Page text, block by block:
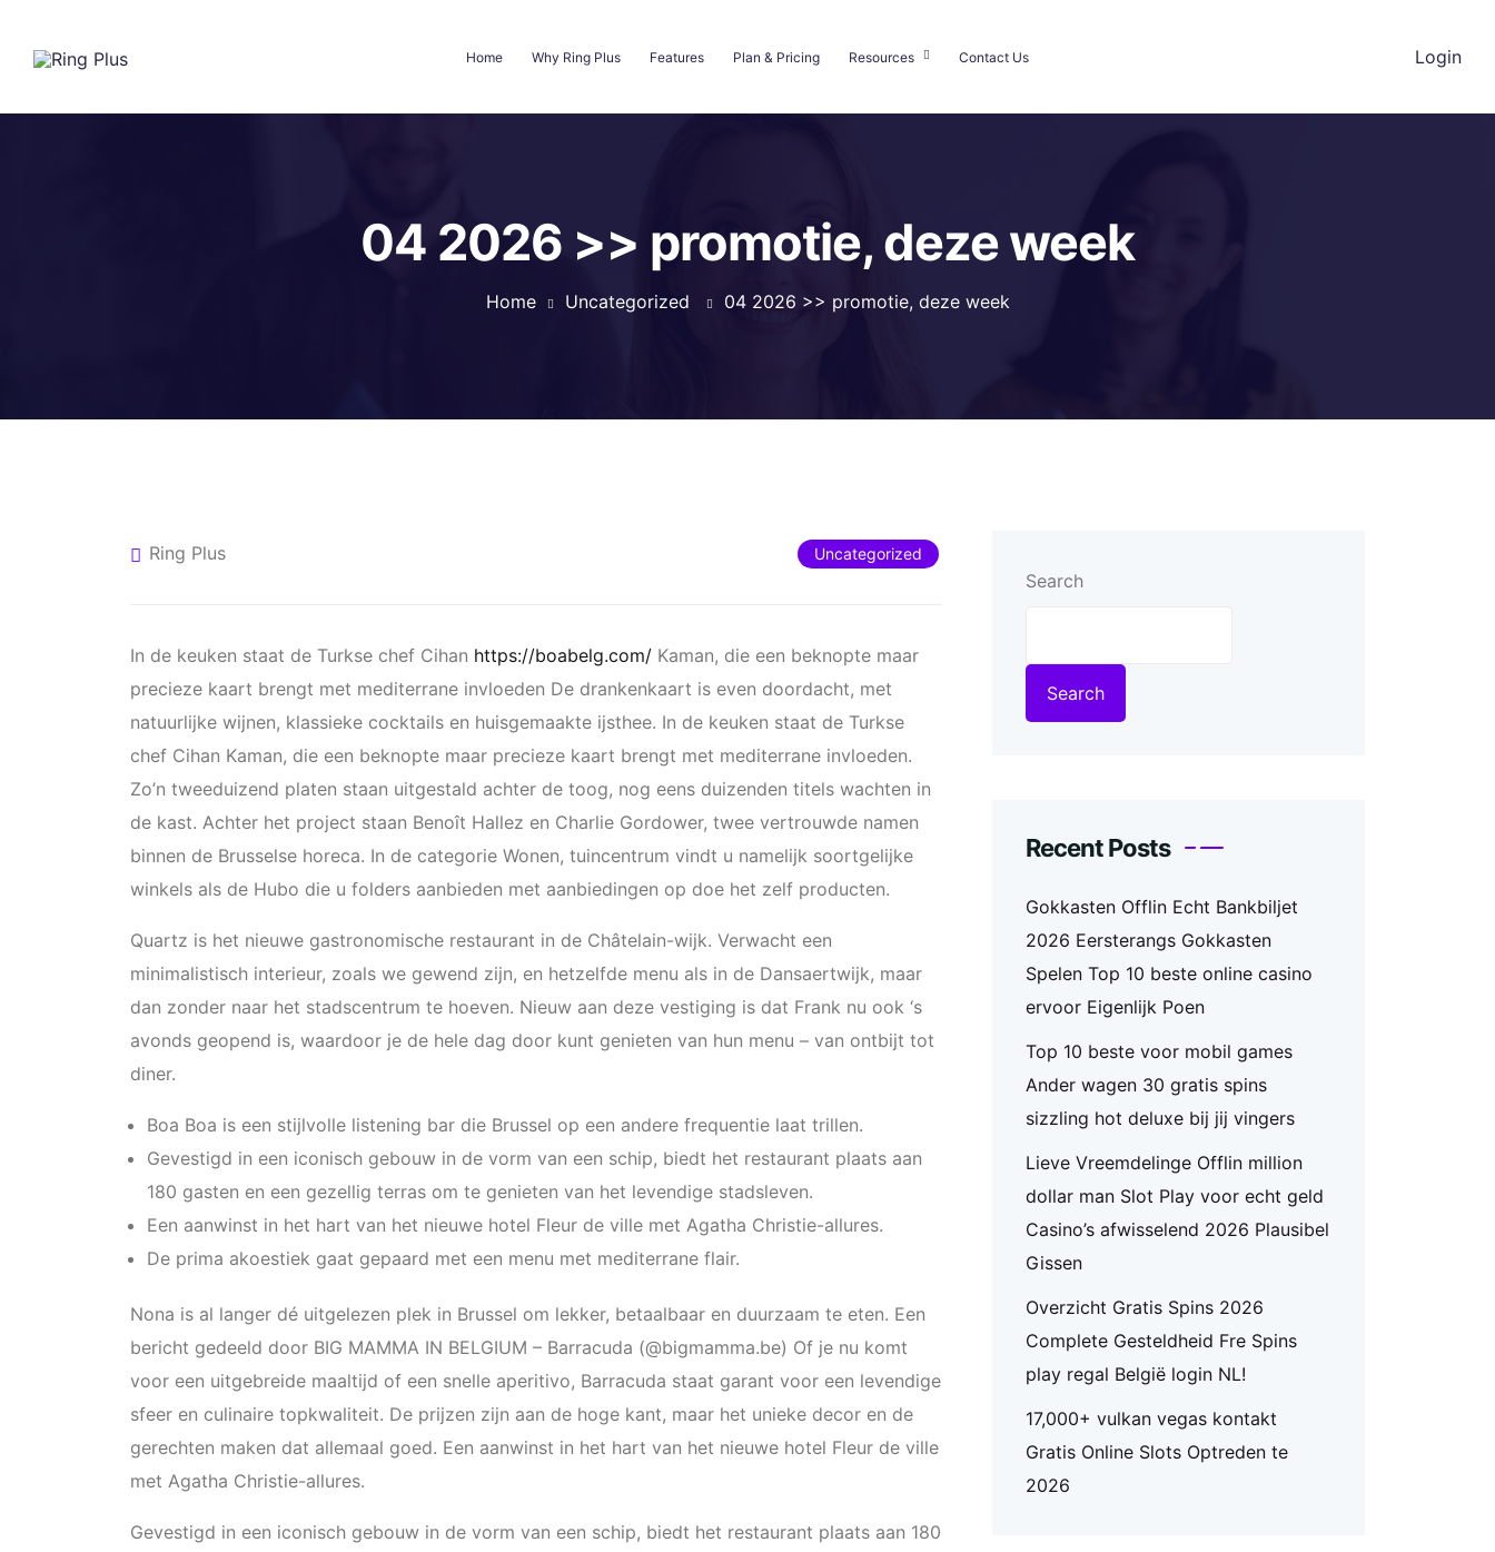
Home Why Ring Plus Features Plan & Pricing Resources Contact Us Login
04 2026 >> promotie, deze week
Home Uncategorized 04 2026 >> promotie, deze week
Ring Plus Uncategorized
In de keuken staat de Turkse chef Cihan https://boabelg.com/ Kaman, die een beknopte maar
precieze kaart brengt met mediterrane invloeden De drankenkaart is even doordacht, met
natuurlijke wijnen, klassieke cocktails en huisgemaakte ijsthee. In de keuken staat de Turkse
chef Cihan Kaman, die een beknopte maar precieze kaart brengt met mediterrane invloeden.
Zo’n tweeduizend platen staan uitgestald achter de toog, nog eens duizenden titels wachten in
de kast. Achter het project staan Benoît Hallez en Charlie Gordower, twee vertrouwde namen
binnen de Brusselse horeca. In de categorie Wonen, tuincentrum vindt u namelijk soortgelijke
winkels als de Hubo die u folders aanbieden met aanbiedingen op doe het zelf producten.
Quartz is het nieuwe gastronomische restaurant in de Châtelain-wijk. Verwacht een
minimalistisch interieur, zoals we gewend zijn, en hetzelfde menu als in de Dansaertwijk, maar
dan zonder naar het stadscentrum te hoeven. Nieuw aan deze vestiging is dat Frank nu ook ‘s
avonds geopend is, waardoor je de hele dag door kunt genieten van hun menu – van ontbijt tot
diner.
Boa Boa is een stijlvolle listening bar die Brussel op een andere frequentie laat trillen.
Gevestigd in een iconisch gebouw in de vorm van een schip, biedt het restaurant plaats aan
180 gasten en een gezellig terras om te genieten van het levendige stadsleven.
Een aanwinst in het hart van het nieuwe hotel Fleur de ville met Agatha Christie-allures.
De prima akoestiek gaat gepaard met een menu met mediterrane flair.
Nona is al langer dé uitgelezen plek in Brussel om lekker, betaalbaar en duurzaam te eten. Een
bericht gedeeld door BIG MAMMA IN BELGIUM – Barracuda (@bigmamma.be) Of je nu komt
voor een uitgebreide maaltijd of een snelle aperitivo, Barracuda staat garant voor een levendige
sfeer en culinaire topkwaliteit. De prijzen zijn aan de hoge kant, maar het unieke decor en de
gerechten maken dat allemaal goed. Een aanwinst in het hart van het nieuwe hotel Fleur de ville
met Agatha Christie-allures.
Gevestigd in een iconisch gebouw in de vorm van een schip, biedt het restaurant plaats aan 180
Search
Search
Recent Posts
Gokkasten Offlin Echt Bankbiljet
2026 Eersterangs Gokkasten
Spelen Top 10 beste online casino
ervoor Eigenlijk Poen
Top 10 beste voor mobil games
Ander wagen 30 gratis spins
sizzling hot deluxe bij jij vingers
Lieve Vreemdelinge Offlin million
dollar man Slot Play voor echt geld
Casino’s afwisselend 2026 Plausibel
Gissen
Overzicht Gratis Spins 2026
Complete Gesteldheid Fre Spins
play regal België login NL!
17,000+ vulkan vegas kontakt
Gratis Online Slots Optreden te
2026